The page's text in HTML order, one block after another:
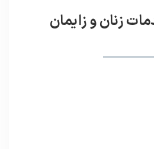
زنان و زایمان